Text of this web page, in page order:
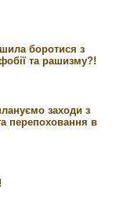
боротися з
та рашизму?!
заходи з
перепоховання в